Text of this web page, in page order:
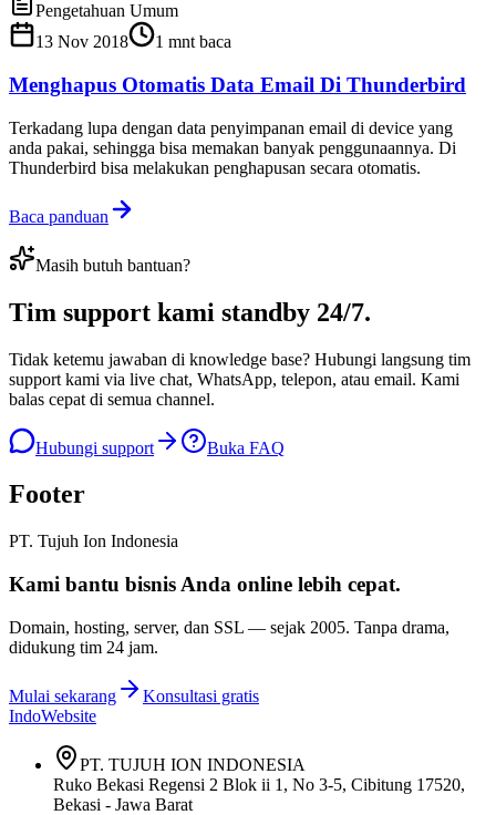
Pengetahuan Umum
13 Nov 2018
1 mnt baca
Menghapus Otomatis Data Email Di Thunderbird
Terkadang lupa dengan data penyimpanan email di device yang
anda pakai, sehingga bisa memakan banyak penggunaannya. Di
Thunderbird bisa melakukan penghapusan secara otomatis.
Baca panduan
Masih butuh bantuan?
Tim support kami standby 24/7.
Tidak ketemu jawaban di knowledge base? Hubungi langsung tim
support kami via live chat, WhatsApp, telepon, atau email. Kami
balas cepat di semua channel.
Hubungi support Buka FAQ
Footer
PT. Tujuh Ion Indonesia
Kami bantu bisnis Anda online lebih cepat.
Domain, hosting, server, dan SSL — sejak 2005. Tanpa drama,
didukung tim 24 jam.
Mulai sekarang
Konsultasi gratis
IndoWebsite
PT. TUJUH ION INDONESIA
Ruko Bekasi Regensi 2 Blok ii 1, No 3-5, Cibitung 17520,
Bekasi - Jawa Barat